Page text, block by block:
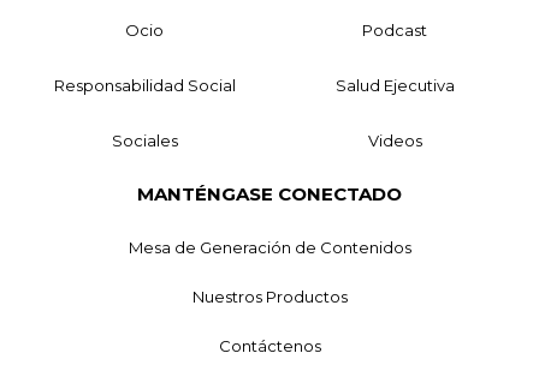
Ocio Podcast
Responsabilidad Social Salud Ejecutiva
Sociales Videos
MANTÉNGASE CONECTADO
Mesa de Generación de Contenidos
Nuestros Productos
Contáctenos